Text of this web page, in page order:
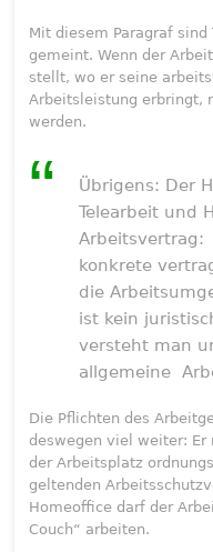
Mit diesem Paragraf
gemeint. Wenn der
stellt, wo er seine
Arbeitsleistung erbringt,
werden.
Übrigens: Der
Telearbeit und
Arbeitsvertrag:
konkrete
die
ist kein
versteht man
allgemeine
Die Pflichten des
deswegen viel weiter: Er
der Arbeitsplatz
geltenden
Homeoffice darf der
Couch“ arbeiten.